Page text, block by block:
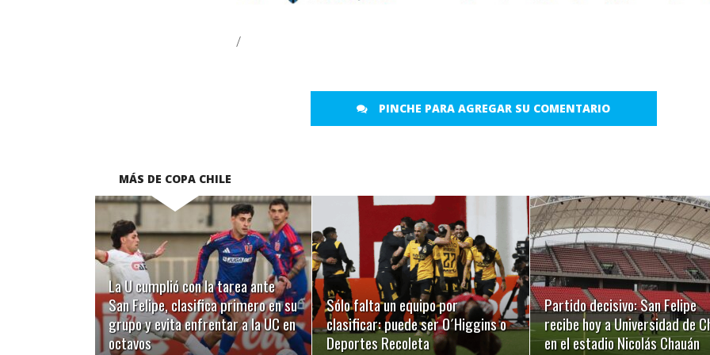
/
PINCHE PARA AGREGAR SU COMENTARIO
MÁS DE COPA CHILE
La U cumplió con la tarea ante
San Felipe, clasifica primero en su
grupo y evita enfrentar a la UC en
octavos
LEER MÁS
Sólo falta un equipo por
clasificar: puede ser O´Higgins o
Deportes Recoleta
LEER MÁS
Partido decisivo: San Felipe
recibe hoy a Universidad de
en el estadio Nicolás Chauán
LEER MÁS